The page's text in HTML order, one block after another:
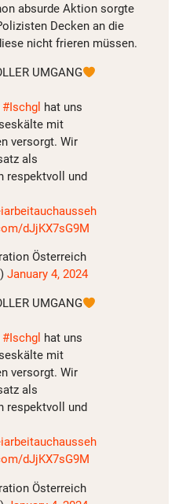
absurde Aktion sorgte
Decken an die
nicht frieren müssen.
UMGANG
#Ischgl hat uns
mit
versorgt. Wir
als
respektvoll und
dJjKX7sG9M
Österreich
January 4, 2024
UMGANG
#Ischgl hat uns
mit
versorgt. Wir
als
respektvoll und
dJjKX7sG9M
Österreich